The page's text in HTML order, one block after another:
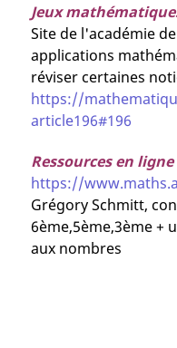
Jeux
Site de l'académie
applications
réviser certaines
https://
article196#196
Ressources en
https://
Grégory Schmitt,
6ème,5ème,3ème +
aux nombres